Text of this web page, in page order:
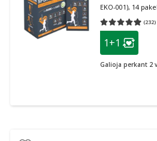
EKO-001), 14
(232)
Vidutinis įvertinimas
patarimas
1+1
Galioja perkant 2